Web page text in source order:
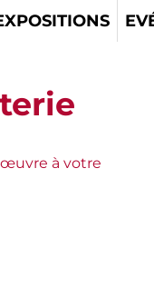
à votre